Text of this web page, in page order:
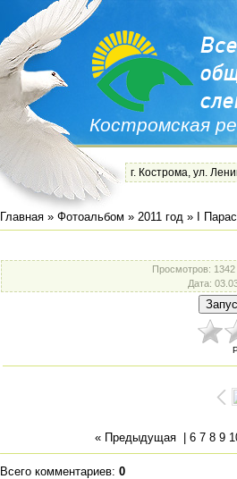
Костромская
г. Кострома, ул.
Главная » Фотоальбом » 2011 год » I
Просмотров: 1342 |
Дата:
« Предыдущая| 6 7 8 9
Всего комментариев: 0